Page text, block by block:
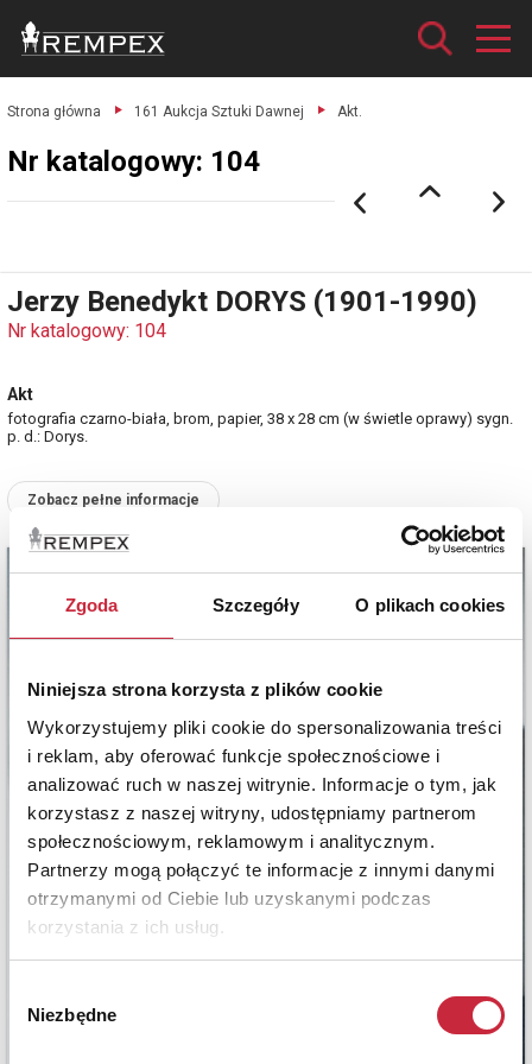
Zgoda Szczegóły O plikach cookies
Niniejsza strona korzysta z plików cookie
Wykorzystujemy pliki cookie do spersonalizowania treści
i reklam, aby oferować funkcje społecznościowe i
analizować ruch w naszej witrynie. Informacje o tym, jak
korzystasz z naszej witryny, udostępniamy partnerom
społecznościowym, reklamowym i analitycznym.
Partnerzy mogą połączyć te informacje z innymi danymi
otrzymanymi od Ciebie lub uzyskanymi podczas
korzystania z ich usług.
zgody
Niezbędne
Strona główna 161 Aukcja Sztuki Dawnej Akt.
Nr katalogowy: 104
Jerzy Benedykt DORYS (1901-1990)
Nr katalogowy: 104
Akt
fotografia czarno-biała, brom, papier, 38 x 28 cm (w świetle oprawy) sygn.
p. d.: Dorys.
Zobacz pełne informacje